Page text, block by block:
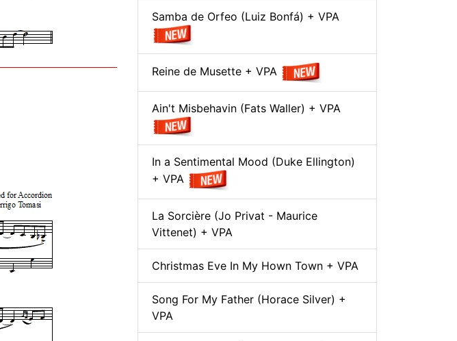
Samba de Orfeo (Luiz Bonfá) + VPA
Reine de Musette + VPA
Ain't Misbehavin (Fats Waller) + VPA
In a Sentimental Mood (Duke Ellington)
+ VPA
La Sorcière (Jo Privat - Maurice
Vittenet) + VPA
Christmas Eve In My Hown Town + VPA
Song For My Father (Horace Silver) +
VPA